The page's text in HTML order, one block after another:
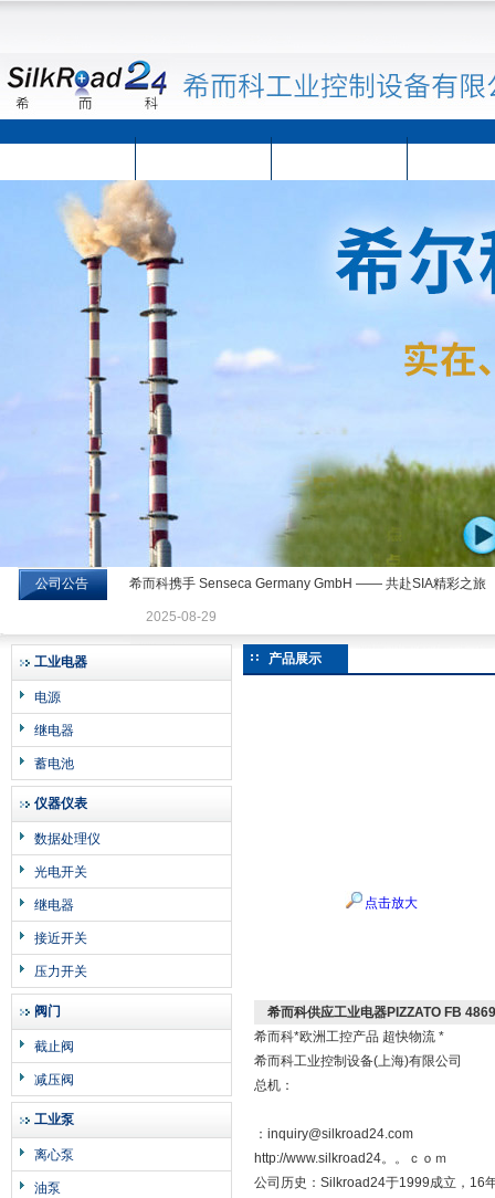
希而科工业控制设备有限公司
公司公告 希而科携手 Senseca Germany GmbH —— 共赴SIA精彩之旅
2025-08-29
工业电器
电源
继电器
蓄电池
仪器仪表
数据处理仪
光电开关
继电器
接近开关
压力开关
阀门
截止阀
减压阀
工业泵
离心泵
油泵
产品展示
点击放大
希而科供应工业电器PIZZATO FB
希而科*欧洲工控产品 超快物流 *
希而科工业控制设备(上海)有限公司
总机：
：inquiry@silkroad24.com
http://www.silkroad24。。ｃｏｍ
公司历史：Silkroad24于1999成立，16